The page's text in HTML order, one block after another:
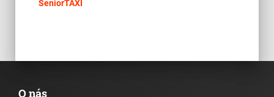
SeniorTAXI
O nás